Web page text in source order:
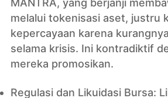
MANTRA, yang berjanji
melalui tokenisasi aset, justru
kepercayaan karena
selama krisis. Ini kontradiktif
mereka promosikan.
Regulasi dan Likuidasi Bursa: